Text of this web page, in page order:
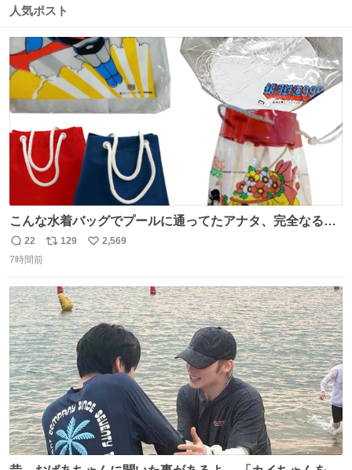
数
ス
数
人気ポスト
こんな水着バッグでプールに通ってたアナタ、完全なる同
世代（笑） #70年代 #80年代 #昭和レトロ
返
信
22
リ
ト
数
129
い
数
2,569
7時間前